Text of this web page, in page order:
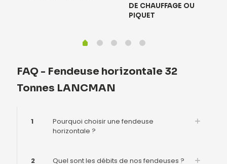
DE CHAUFFAGE OU
PIQUET
FAQ - Fendeuse horizontale 32
Tonnes LANCMAN
1
Pourquoi choisir une fendeuse
horizontale ?
2 Quel sont les débits de nos fendeuses ?